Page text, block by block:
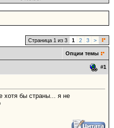
Страница 1 из 3 1 2 3 >
Опции темы
#1
хотя бы страны... я не